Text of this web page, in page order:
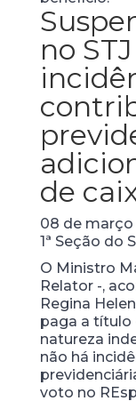
no
de
08 de março
1ª Seção do
O Ministro
Relator -,
Regina
paga a título
natureza
não há
voto no